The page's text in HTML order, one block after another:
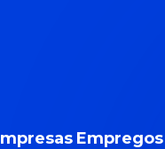
Empregos